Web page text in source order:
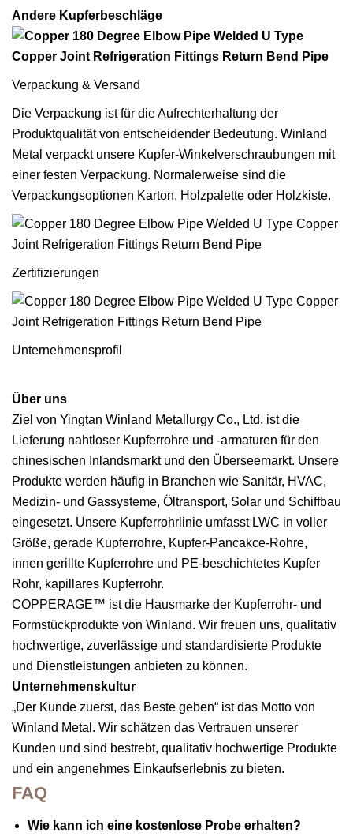
Andere Kupferbeschläge
Verpackung & Versand
Die Verpackung ist für die Aufrechterhaltung der
Produktqualität von entscheidender Bedeutung. Winland
Metal verpackt unsere Kupfer-Winkelverschraubungen mit
einer festen Verpackung. Normalerweise sind die
Verpackungsoptionen Karton, Holzpalette oder Holzkiste.
Zertifizierungen
Unternehmensprofil
Über uns
Ziel von Yingtan Winland Metallurgy Co., Ltd. ist die
Lieferung nahtloser Kupferrohre und -armaturen für den
chinesischen Inlandsmarkt und den Überseemarkt. Unsere
Produkte werden häufig in Branchen wie Sanitär, HVAC,
Medizin- und Gassysteme, Öltransport, Solar und Schiffbau
eingesetzt. Unsere Kupferrohrlinie umfasst LWC in voller
Größe, gerade Kupferrohre, Kupfer-Pancakce-Rohre,
innen gerillte Kupferrohre und PE-beschichtetes Kupfer
Rohr, kapillares Kupferrohr.
COPPERAGE™ ist die Hausmarke der Kupferrohr- und
Formstückprodukte von Winland. Wir freuen uns, qualitativ
hochwertige, zuverlässige und standardisierte Produkte
und Dienstleistungen anbieten zu können.
Unternehmenskultur
„Der Kunde zuerst, das Beste geben“ ist das Motto von
Winland Metal. Wir schätzen das Vertrauen unserer
Kunden und sind bestrebt, qualitativ hochwertige Produkte
und ein angenehmes Einkaufserlebnis zu bieten.
FAQ
Wie kann ich eine kostenlose Probe erhalten?